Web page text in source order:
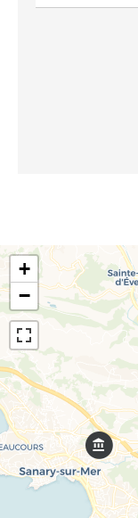
+
−